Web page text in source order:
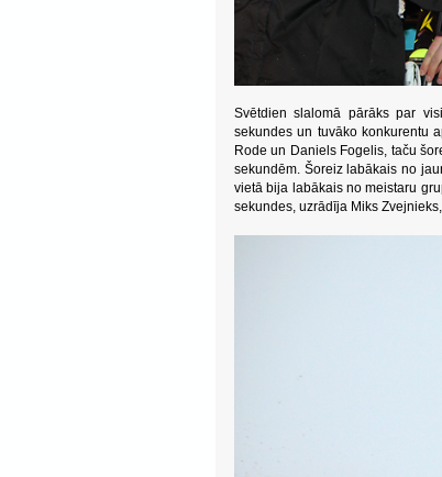
Svētdien slalomā pārāks par
sekundes un tuvāko konkurentu
Rode un Daniels Fogelis, taču
sekundēm. Šoreiz labākais no
vietā bija labākais no meistaru
sekundes, uzrādīja Miks